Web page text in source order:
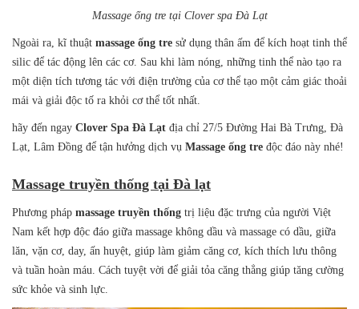
Massage ống tre tại Clover spa Đà Lạt
Ngoài ra, kĩ thuật massage ống tre sử dụng thân ấm để kích hoạt tinh thể
silic để tác động lên các cơ. Sau khi làm nóng, những tinh thể nào tạo ra
một diện tích tương tác với điện trường của cơ thể tạo một cảm giác thoải
mái và giải độc tố ra khỏi cơ thể tốt nhất.
hãy đến ngay Clover Spa Đà Lạt địa chỉ 27/5 Đường Hai Bà Trưng, Đà
Lạt, Lâm Đồng để tận hưởng dịch vụ Massage ống tre độc đáo này nhé!
Massage truyền thống tại Đà lạt
Phương pháp massage truyền thống trị liệu đặc trưng của người Việt
Nam kết hợp độc đáo giữa massage không dầu và massage có dầu, giữa
lăn, vặn cơ, day, ấn huyệt, giúp làm giảm căng cơ, kích thích lưu thông
và tuần hoàn máu. Cách tuyệt vời để giải tỏa căng thẳng giúp tăng cường
sức khỏe và sinh lực.